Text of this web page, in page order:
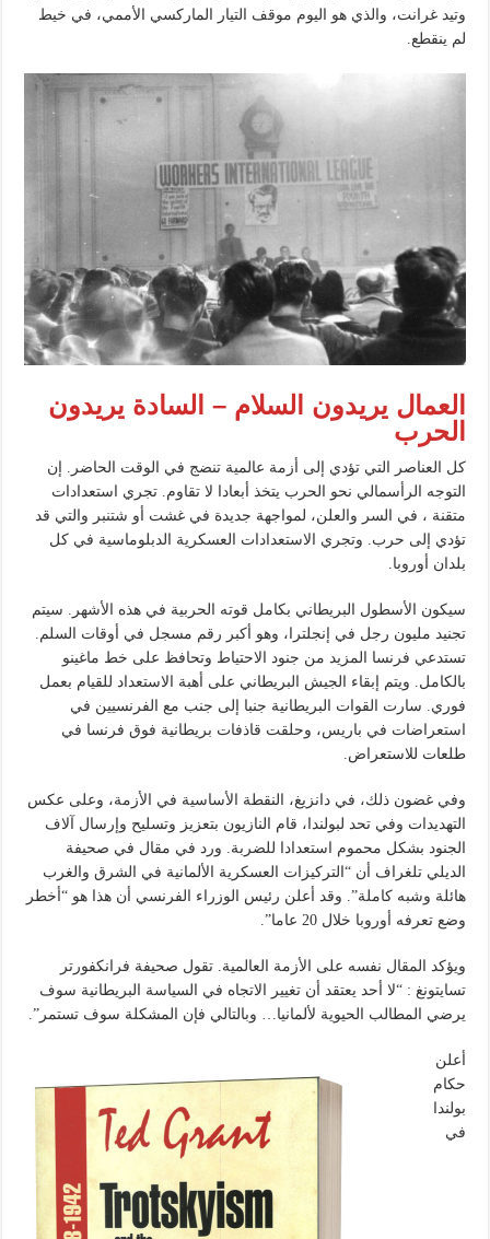
وتيد غرانت، والذي هو اليوم موقف التيار الماركسي الأممي، في خيط
لم ينقطع.
العمال يريدون السلام– السادة يريدون
الحرب
كل العناصر التي تؤدي إلى أزمة عالمية تنضج في الوقت الحاضر. إن
التوجه الرأسمالي نحو الحرب يتخذ أبعادا لا تقاوم. تجري استعدادات
متقنة ، في السر والعلن، لمواجهة جديدة في غشت أو شتنبر والتي قد
تؤدي إلى حرب. وتجري الاستعدادات العسكرية الدبلوماسية في كل
بلدان أوروبا.
سيكون الأسطول البريطاني بكامل قوته الحربية في هذه الأشهر. سيتم
تجنيد مليون رجل في إنجلترا، وهو أكبر رقم مسجل في أوقات السلم.
تستدعي فرنسا المزيد من جنود الاحتياط وتحافظ على خط ماغينو
بالكامل. ويتم إبقاء الجيش البريطاني على أهبة الاستعداد للقيام بعمل
فوري. سارت القوات البريطانية جنبا إلى جنب مع الفرنسيين في
استعراضات في باريس، وحلقت قاذفات بريطانية فوق فرنسا في
طلعات للاستعراض.
وفي غضون ذلك، في دانزيغ، النقطة الأساسية في الأزمة، وعلى عكس
التهديدات وفي تحد لبولندا، قام النازيون بتعزيز وتسليح وإرسال آلاف
الجنود بشكل محموم استعدادا للضربة. ورد في مقال في صحيفة
الديلي تلغراف أن “التركيزات العسكرية الألمانية في الشرق والغرب
هائلة وشبه كاملة”. وقد أعلن رئيس الوزراء الفرنسي أن هذا هو “أخطر
وضع تعرفه أوروبا خلال 20 عاما”.
ويؤكد المقال نفسه على الأزمة العالمية. تقول صحيفة فرانكفورتر
تسايتونغ : “لا أحد يعتقد أن تغيير الاتجاه في السياسة البريطانية سوف
يرضي المطالب الحيوية لألمانيا… وبالتالي فإن المشكلة سوف تستمر”.
أعلن
حكام
بولندا
في